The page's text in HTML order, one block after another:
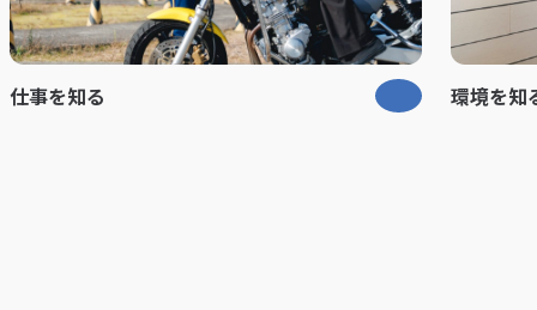
仕事を知る 環境を知